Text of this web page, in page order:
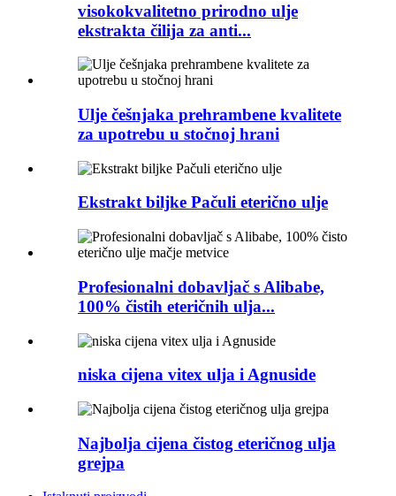
visokokvalitetno prirodno ulje
ekstrakta čilija za anti...
Ulje češnjaka prehrambene kvalitete
za upotrebu u stočnoj hrani
Ekstrakt biljke Pačuli eterično ulje
Profesionalni dobavljač s Alibabe,
100% čistih eteričnih ulja...
niska cijena vitex ulja i Agnuside
Najbolja cijena čistog eteričnog ulja
grejpa